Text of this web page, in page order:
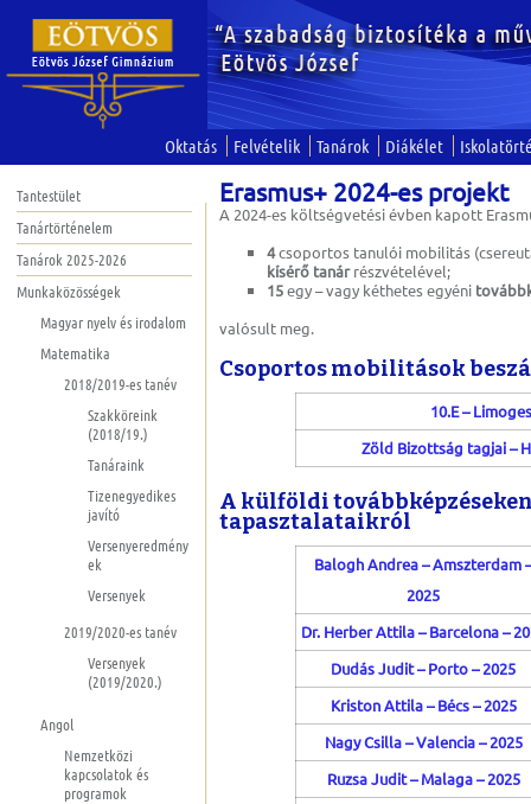
Oktatás Felvételik Tanárok Diákélet
Tantestület
Tanártörténelem
Tanárok 2025-2026
Munkaközösségek
Magyar nyelv és irodalom
Matematika
2018/2019-es tanév
Szakköreink
(2018/19.)
Tanáraink
Tizenegyedikes
javító
Versenyeredmény
ek
Versenyek
2019/2020-es tanév
Versenyek
(2019/2020.)
Angol
Nemzetközi
kapcsolatok és
programok
Erasmus+ 2024-es projekt
A 2024-es költségvetési évben kapott
4csoportos tanulói mobilitás
kísérő tanárrészvételével;
15egy – vagy kéthetes egyéni
valósult meg.
Csoportos mobilitások
10.E – Limoges
Zöld Bizottság tagjai –
A külföldi
tapasztalataikról
Balogh Andrea – Amszterdam –
2025
Dr. Herber Attila – Barcelona –
Dudás Judit – Porto – 2025
Kriston Attila – Bécs – 2025
Nagy Csilla – Valencia – 2025
Ruzsa Judit – Malaga – 2025